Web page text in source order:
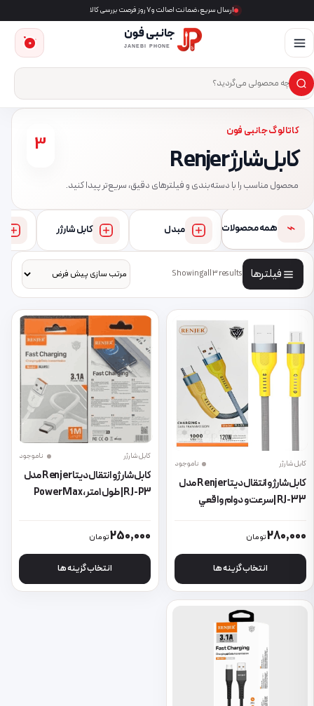
ارسال سریع، ضمانت اصالت و ۷ روز فرصت بررسی کالا
جانبی فون
JANEBI PHONE
جست‌وجوی محصول
×
0
کاتالوگ جانبی فون
کابل شارژ Renjer
محصول مناسب را با دسته‌بندی و فیلترهای دقیق، سریع‌تر پیدا کنید.
3
⌁ همه محصولات مبدل کابل شارژر
فیلترها Showing all 3 results
کابل شارژر ناموجود
کابل شارژ و انتقال دیتا Renjer مدل
RJ-33 | سرعت و دوام واقعي
280,000تومان
انتخاب گزینه ها
این محصول دارای انواع مختلفی می باشد. گزینه ها ممکن است در
کابل شارژر ناموجود
کابل شارژ و انتقال دیتا Renjer مدل
RJ-P3 | طول ۱ متر، Power Max
250,000تومان
انتخاب گزینه ها
این محصول دارای انواع مختلفی